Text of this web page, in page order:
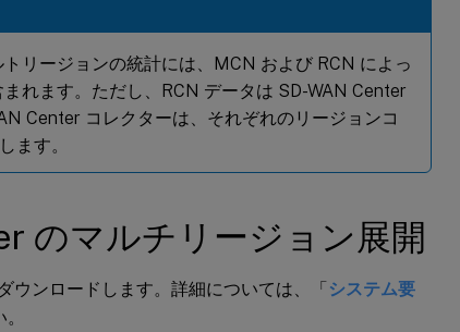
リージョンの統計には、MCN および RCN によっ
れます。ただし、RCN データは SD-WAN Center
Center コレクターは、それぞれのリージョンコ
ます。
のマルチリージョン展開
ウンロードします。詳細については、「システム要